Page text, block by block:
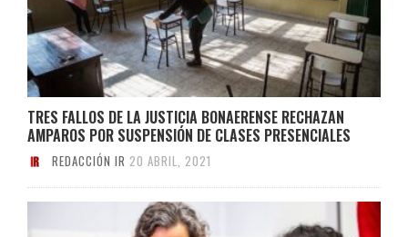
TRES FALLOS DE LA JUSTICIA BONAERENSE RECHAZAN
AMPAROS POR SUSPENSIÓN DE CLASES PRESENCIALES
REDACCIÓN IR 20 ABRIL, 2021